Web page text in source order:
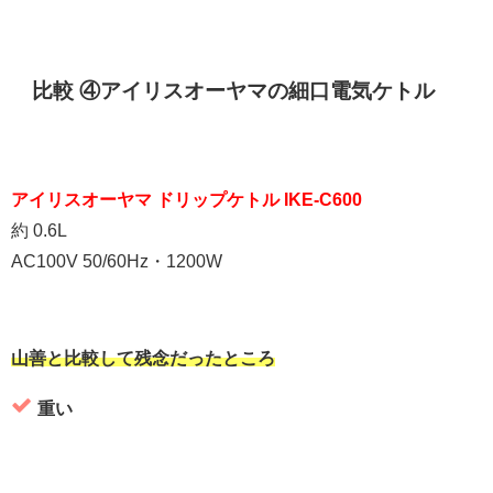
比較 ④アイリスオーヤマの細口電気ケトル
アイリスオーヤマ ドリップケトル IKE-C600
約 0.6L
AC100V 50/60Hz・1200W
山善と比較して残念だったところ
重い